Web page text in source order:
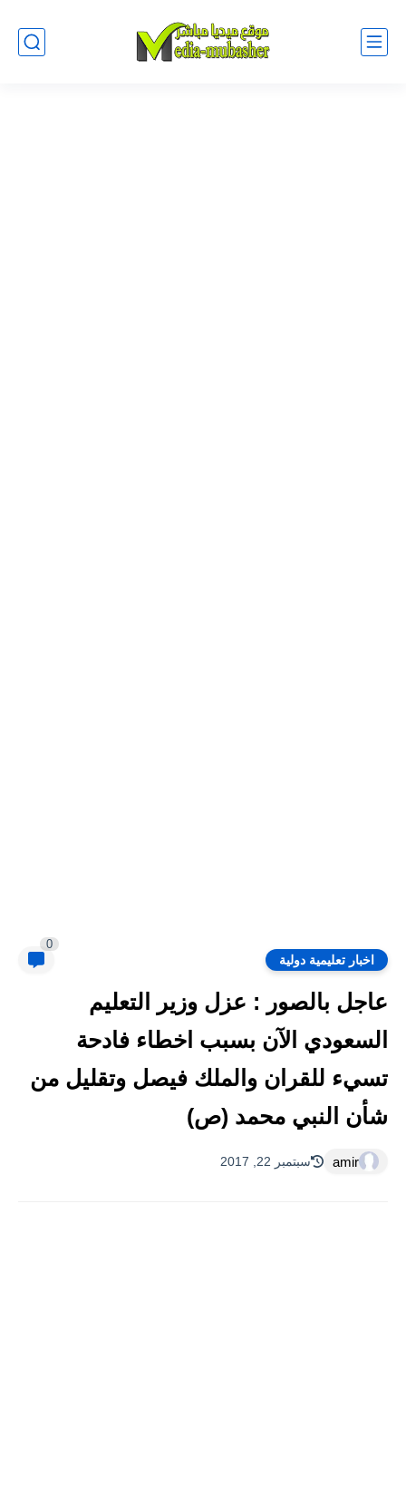
اخبار تعليمية دولية
0
عاجل بالصور : عزل وزير التعليم
السعودي الآن بسبب اخطاء فادحة
تسيء للقران والملك فيصل وتقليل من
شأن النبي محمد (ص)
amir سبتمبر 22, 2017